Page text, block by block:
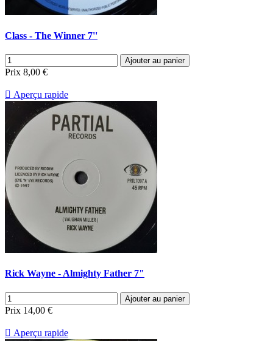
Class - The Winner 7''
Ajouter au panier
Prix 8,00 €
 Aperçu rapide
Rick Wayne - Almighty Father 7"
Ajouter au panier
Prix 14,00 €
 Aperçu rapide